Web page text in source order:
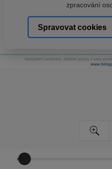
zpracování
Spravovat cookies